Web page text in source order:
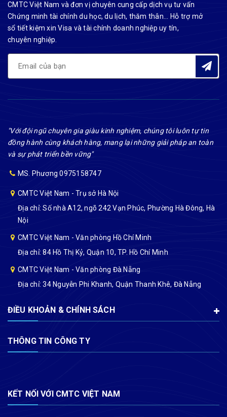
CMTC Việt Nam và đơn vị chuyên cung cấp dịch vụ tư vấn
Chứng minh tài chính du học, du lịch, thăm thân... Hỗ trợ mở
sổ tiết kiệm xin Visa và tài chính doanh nghiệp uy tín,
chuyên nghiệp.
"Với đội ngũ chuyên gia giàu kinh nghiệm, chúng tôi luôn tự tin
đồng hành cùng khách hàng, mang lại những giải pháp an toàn
và sự phát triển bền vững"
MS. Phương 0975158747
CMTC Việt Nam - Trụ sở Hà Nội
Địa chỉ: Số nhà A12, ngõ 242 Vạn Phúc, Phường Hà Đông, Hà
Nội
CMTC Việt Nam - Văn phòng Hồ Chí Minh
Địa chỉ: 84 Hồ Thị Kỷ, Quận 10, TP. Hồ Chí Minh
CMTC Việt Nam - Văn phòng Đà Nẵng
Địa chỉ: 34 Nguyễn Phi Khanh, Quận Thanh Khê, Đà Nẵng
ĐIỀU KHOẢN & CHÍNH SÁCH
THÔNG TIN CÔNG TY
KẾT NỐI VỚI CMTC VIỆT NAM